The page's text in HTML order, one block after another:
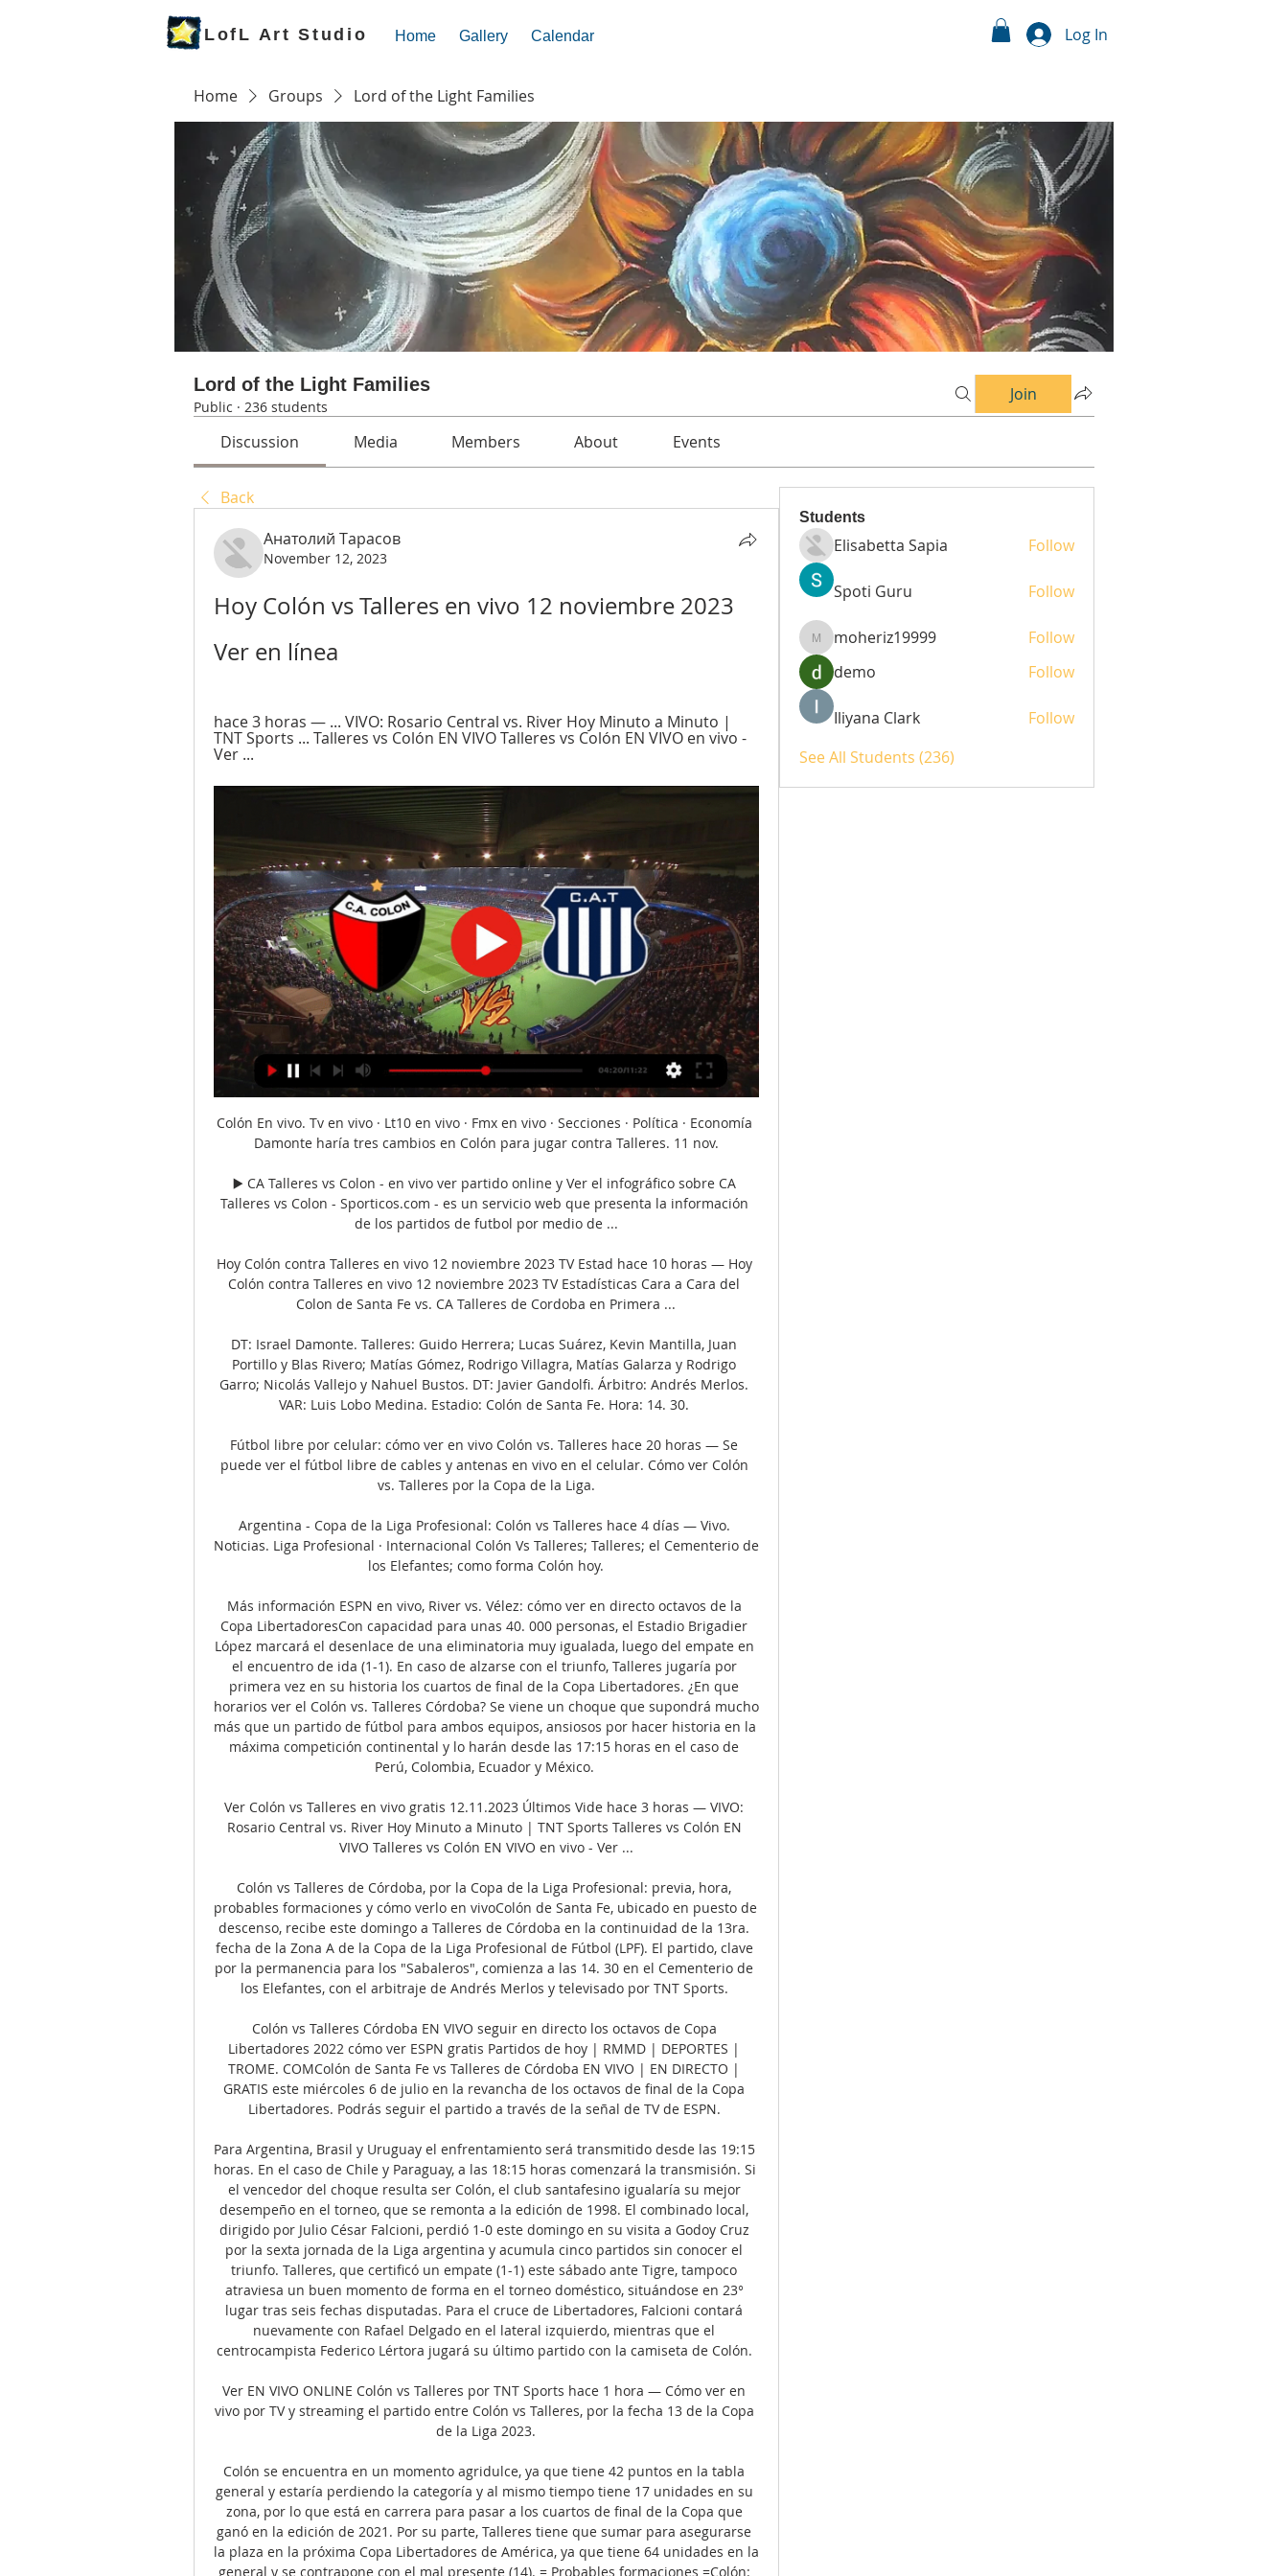
LofL Art Studio Home Gallery Calendar Log In
Home Groups Lord of the Light Families
Lord of the Light Families
Public · 236 students
Join
Discussion Media Members About Events
Back
Анатолий Тарасов
November 12, 2023
Hoy Colón vs Talleres en vivo 12 noviembre 2023
Ver en línea
hace 3 horas — ... VIVO: Rosario Central vs. River Hoy Minuto a Minuto |
TNT Sports ... Talleres vs Colón EN VIVO Talleres vs Colón EN VIVO en vivo -
Ver ...
Colón En vivo. Tv en vivo · Lt10 en vivo · Fmx en vivo · Secciones · Política · Economía
Damonte haría tres cambios en Colón para jugar contra Talleres. 11 nov.
▶️ CA Talleres vs Colon - en vivo ver partido online y Ver el infográfico sobre CA
Talleres vs Colon - Sporticos.com - es un servicio web que presenta la información
de los partidos de futbol por medio de ...
Hoy Colón contra Talleres en vivo 12 noviembre 2023 TV Estad hace 10 horas — Hoy
Colón contra Talleres en vivo 12 noviembre 2023 TV Estadísticas Cara a Cara del
Colon de Santa Fe vs. CA Talleres de Cordoba en Primera ...
DT: Israel Damonte. Talleres: Guido Herrera; Lucas Suárez, Kevin Mantilla, Juan
Portillo y Blas Rivero; Matías Gómez, Rodrigo Villagra, Matías Galarza y Rodrigo
Garro; Nicolás Vallejo y Nahuel Bustos. DT: Javier Gandolfi. Árbitro: Andrés Merlos.
VAR: Luis Lobo Medina. Estadio: Colón de Santa Fe. Hora: 14. 30.
Fútbol libre por celular: cómo ver en vivo Colón vs. Talleres hace 20 horas — Se
puede ver el fútbol libre de cables y antenas en vivo en el celular. Cómo ver Colón
vs. Talleres por la Copa de la Liga.
Argentina - Copa de la Liga Profesional: Colón vs Talleres hace 4 días — Vivo.
Noticias. Liga Profesional · Internacional Colón Vs Talleres; Talleres; el Cementerio de
los Elefantes; como forma Colón hoy.
Más información ESPN en vivo, River vs. Vélez: cómo ver en directo octavos de la
Copa LibertadoresCon capacidad para unas 40. 000 personas, el Estadio Brigadier
López marcará el desenlace de una eliminatoria muy igualada, luego del empate en
el encuentro de ida (1-1). En caso de alzarse con el triunfo, Talleres jugaría por
primera vez en su historia los cuartos de final de la Copa Libertadores. ¿En que
horarios ver el Colón vs. Talleres Córdoba? Se viene un choque que supondrá mucho
más que un partido de fútbol para ambos equipos, ansiosos por hacer historia en la
máxima competición continental y lo harán desde las 17:15 horas en el caso de
Perú, Colombia, Ecuador y México.
Ver Colón vs Talleres en vivo gratis 12.11.2023 Últimos Vide hace 3 horas — VIVO:
Rosario Central vs. River Hoy Minuto a Minuto | TNT Sports Talleres vs Colón EN
VIVO Talleres vs Colón EN VIVO en vivo - Ver ...
Colón vs Talleres de Córdoba, por la Copa de la Liga Profesional: previa, hora,
probables formaciones y cómo verlo en vivoColón de Santa Fe, ubicado en puesto de
descenso, recibe este domingo a Talleres de Córdoba en la continuidad de la 13ra.
fecha de la Zona A de la Copa de la Liga Profesional de Fútbol (LPF). El partido, clave
por la permanencia para los "Sabaleros", comienza a las 14. 30 en el Cementerio de
los Elefantes, con el arbitraje de Andrés Merlos y televisado por TNT Sports.
Colón vs Talleres Córdoba EN VIVO seguir en directo los octavos de Copa
Libertadores 2022 cómo ver ESPN gratis Partidos de hoy | RMMD | DEPORTES |
TROME. COMColón de Santa Fe vs Talleres de Córdoba EN VIVO | EN DIRECTO |
GRATIS este miércoles 6 de julio en la revancha de los octavos de final de la Copa
Libertadores. Podrás seguir el partido a través de la señal de TV de ESPN.
Para Argentina, Brasil y Uruguay el enfrentamiento será transmitido desde las 19:15
horas. En el caso de Chile y Paraguay, a las 18:15 horas comenzará la transmisión. Si
el vencedor del choque resulta ser Colón, el club santafesino igualaría su mejor
desempeño en el torneo, que se remonta a la edición de 1998. El combinado local,
dirigido por Julio César Falcioni, perdió 1-0 este domingo en su visita a Godoy Cruz
por la sexta jornada de la Liga argentina y acumula cinco partidos sin conocer el
triunfo. Talleres, que certificó un empate (1-1) este sábado ante Tigre, tampoco
atraviesa un buen momento de forma en el torneo doméstico, situándose en 23°
lugar tras seis fechas disputadas. Para el cruce de Libertadores, Falcioni contará
nuevamente con Rafael Delgado en el lateral izquierdo, mientras que el
centrocampista Federico Lértora jugará su último partido con la camiseta de Colón.
Ver EN VIVO ONLINE Colón vs Talleres por TNT Sports hace 1 hora — Cómo ver en
vivo por TV y streaming el partido entre Colón vs Talleres, por la fecha 13 de la Copa
de la Liga 2023.
Colón se encuentra en un momento agridulce, ya que tiene 42 puntos en la tabla
general y estaría perdiendo la categoría y al mismo tiempo tiene 17 unidades en su
zona, por lo que está en carrera para pasar a los cuartos de final de la Copa que
ganó en la edición de 2021. Por su parte, Talleres tiene que sumar para asegurarse
la plaza en la próxima Copa Libertadores de América, ya que tiene 64 unidades en la
general y se contrapone con el mal presente (14). = Probables formaciones =Colón:
Students
Elisabetta Sapia Follow
Spoti Guru Follow
moheriz19999
moheriz19999
Follow
demo
Follow
Iliyana Clark
Follow
See All Students (236)